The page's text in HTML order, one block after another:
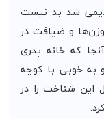
شد بد نیست
و ضیافت در
که خانه پدری
به خوبی با کوچه
این شناخت را در